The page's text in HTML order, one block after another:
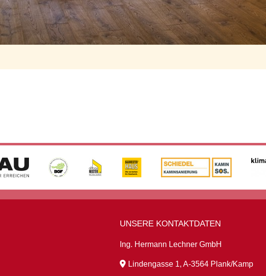
UNSERE KONTAKTDATEN
Ing. Hermann Lechner GmbH
Lindengasse 1, A-3564 Plank/Kamp